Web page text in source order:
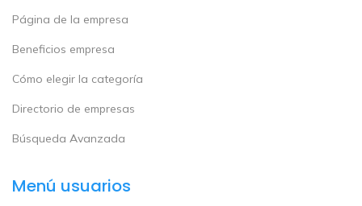
Página de la empresa
Beneficios empresa
Cómo elegir la categoría
Directorio de empresas
Búsqueda Avanzada
Menú usuarios